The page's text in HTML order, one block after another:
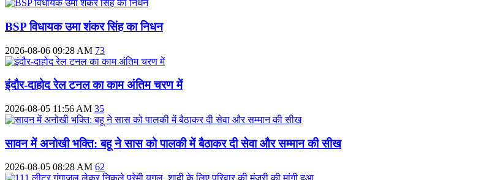
BSP विधायक उमा शंकर सिंह का निधन
2026-08-06 09:28 AM 73
इंदौर-दाहोद रेल टनल का काम अंतिम चरण में
2026-08-05 11:56 AM 35
सावन में अनोखी भक्ति: बहू ने सास को पालकी में बैठाकर दी सेवा और सम्मान की सीख
2026-08-05 08:28 AM 62